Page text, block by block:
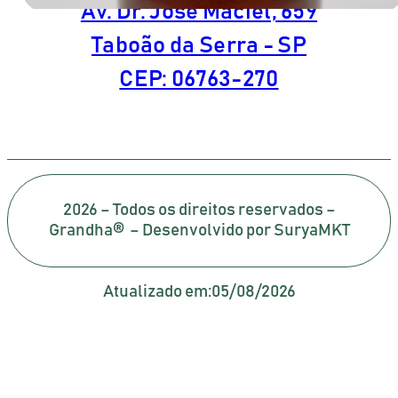
Av. Dr. José Maciel, 659
Taboão da Serra - SP
CEP: 06763-270
2026 – Todos os direitos reservados –
Grandha® – Desenvolvido por SuryaMKT
Atualizado em:05/08/2026